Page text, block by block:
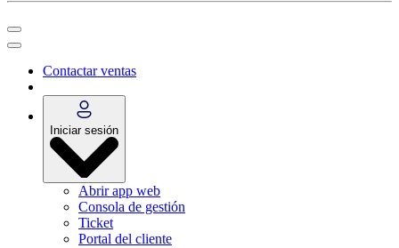
Contactar ventas
Iniciar sesión
Abrir app web
Consola de gestión
Ticket
Portal del cliente